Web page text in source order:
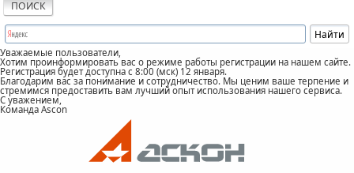
Уважаемые пользователи,
Хотим проинформировать вас о режиме работы регистрации на нашем сайте.
Регистрация будет доступна с 8:00 (мск) 12 января.
Благодарим вас за понимание и сотрудничество. Мы ценим ваше терпение и
стремимся предоставить вам лучший опыт использования нашего сервиса.
С уважением,
Команда Ascon